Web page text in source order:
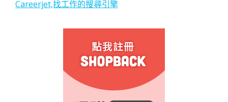
Careerjet,找工作的搜尋引擎